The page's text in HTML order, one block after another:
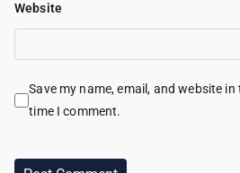
Website
Save my name, email, and website
time I comment.